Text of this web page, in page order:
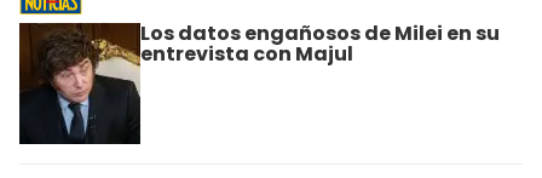
Los datos engañosos de Milei en su
entrevista con Majul